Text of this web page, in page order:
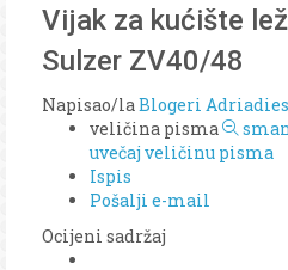
Vijak za kućište
Sulzer ZV40/48
Napisao/la Blogeri
veličina pisma
uvečaj veličinu pisma
Ispis
Pošalji e-mail
Ocijeni sadržaj